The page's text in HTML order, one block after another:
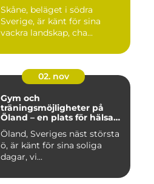
Skåne, beläget i södra
Sverige, är känt för sina
vackra landskap, cha...
02. nov
Gym och
träningsmöjligheter på
Öland – en plats för hälsa
och välbefinnande
Öland, Sveriges näst största
ö, är känt för sina soliga
dagar, vi...